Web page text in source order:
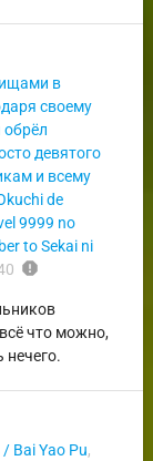
в
своему
обрёл
девятого
и всему
de
9999 no
to Sekai ni
report
что можно,
нечего.
Bai Yao Pu,